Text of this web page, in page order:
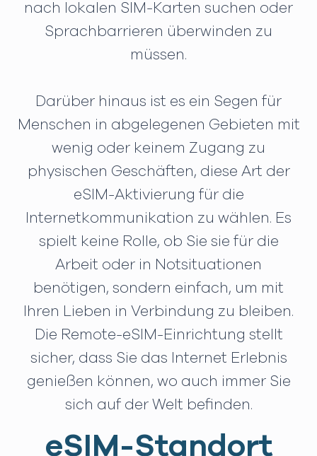
nach lokalen SIM-Karten suchen oder
Sprachbarrieren überwinden zu
müssen.
Darüber hinaus ist es ein Segen für
Menschen in abgelegenen Gebieten mit
wenig oder keinem Zugang zu
physischen Geschäften, diese Art der
eSIM-Aktivierung für die
Internetkommunikation zu wählen. Es
spielt keine Rolle, ob Sie sie für die
Arbeit oder in Notsituationen
benötigen, sondern einfach, um mit
Ihren Lieben in Verbindung zu bleiben.
Die Remote-eSIM-Einrichtung stellt
sicher, dass Sie das Internet Erlebnis
genießen können, wo auch immer Sie
sich auf der Welt befinden.
eSIM-Standort